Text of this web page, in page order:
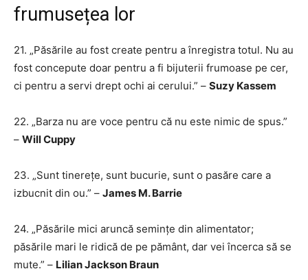
frumusețea lor
21. „Păsările au fost create pentru a înregistra totul. Nu au
fost concepute doar pentru a fi bijuterii frumoase pe cer,
ci pentru a servi drept ochi ai cerului.” – Suzy Kassem
22. „Barza nu are voce pentru că nu este nimic de spus.”
– Will Cuppy
23. „Sunt tinerețe, sunt bucurie, sunt o pasăre care a
izbucnit din ou.” – James M. Barrie
24. „Păsările mici aruncă semințe din alimentator;
păsările mari le ridică de pe pământ, dar vei încerca să se
mute.” – Lilian Jackson Braun